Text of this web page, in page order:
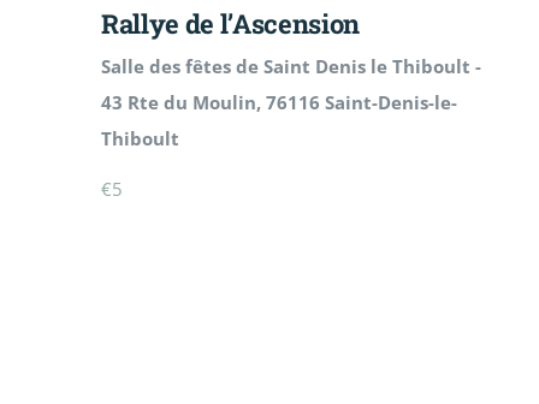
Rallye de l’Ascension
Salle des fêtes de Saint Denis le Thiboult -
43 Rte du Moulin, 76116 Saint-Denis-le-
Thiboult
€5